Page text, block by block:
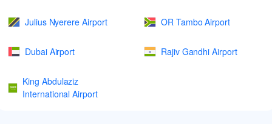
Julius Nyerere Airport OR Tambo Airport
Dubai Airport Rajiv Gandhi Airport
King Abdulaziz
International Airport